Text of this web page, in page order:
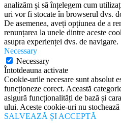
analizăm și să înțelegem cum
uri vor fi stocate în browserul dvs.
De asemenea, aveți opțiunea de a
renunțarea la unele dintre aceste
asupra experienței dvs. de navigare.
Necessary
Necessary
Întotdeauna activate
Cookie-urile necesare sunt absolut
funcționeze corect. Această
asigură funcționalități de bază și
ului. Aceste cookie-uri nu
SALVEAZĂ ȘI ACCEPTĂ